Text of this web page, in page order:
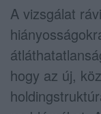
A vizsgálat
hogy az új,